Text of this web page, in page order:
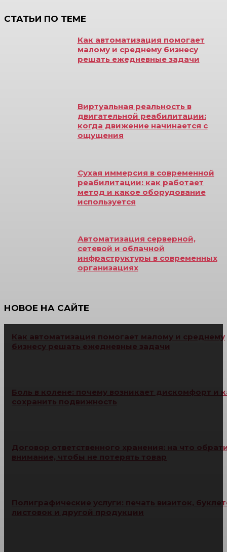
СТАТЬИ ПО ТЕМЕ
Как автоматизация помогает
малому и среднему бизнесу
решать ежедневные задачи
Виртуальная реальность в
двигательной реабилитации:
когда движение начинается с
ощущения
Сухая иммерсия в современной
реабилитации: как работает
метод и какое оборудование
используется
Автоматизация серверной,
сетевой и облачной
инфраструктуры в современных
организациях
НОВОЕ НА САЙТЕ
Как автоматизация помогает малому и среднему
бизнесу решать ежедневные задачи
Боль в колене: почему возникает дискомфорт и
сохранить подвижность
Договор ответственного хранения: на что
внимание, чтобы не потерять товар
Полиграфические услуги: печать визиток,
листовок и другой продукции